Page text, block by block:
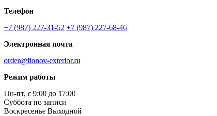
Телефон
+7 (987) 227-31-52 +7 (987) 227-68-46
Электронная почта
order@fionov-exterior.ru
Режим работы
Пн-пт, с 9:00 до 17:00
Суббота по записи
Воскресенье Выходной